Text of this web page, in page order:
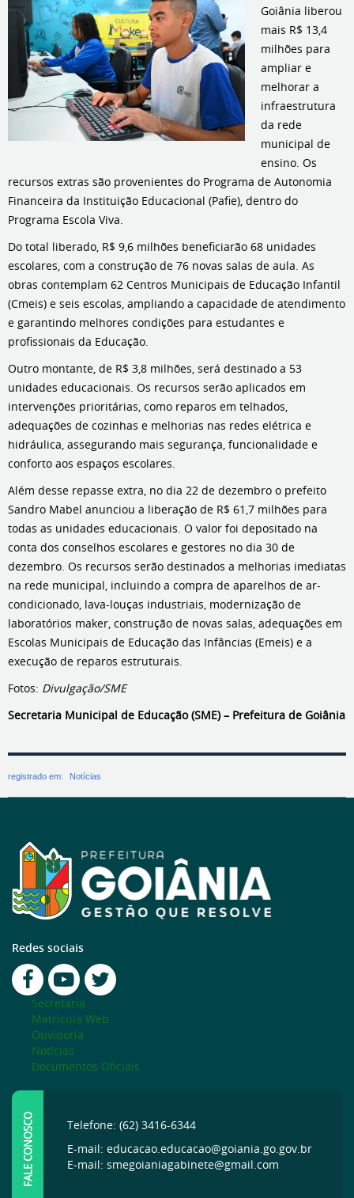
Goiânia liberou
mais R$ 13,4
milhões para
ampliar e
melhorar a
infraestrutura
da rede
municipal de
ensino. Os
recursos extras são provenientes do Programa de Autonomia
Financeira da Instituição Educacional (Pafie), dentro do
Programa Escola Viva.
Do total liberado, R$ 9,6 milhões beneficiarão 68 unidades
escolares, com a construção de 76 novas salas de aula. As
obras contemplam 62 Centros Municipais de Educação Infantil
(Cmeis) e seis escolas, ampliando a capacidade de atendimento
e garantindo melhores condições para estudantes e
profissionais da Educação.
Outro montante, de R$ 3,8 milhões, será destinado a 53
unidades educacionais. Os recursos serão aplicados em
intervenções prioritárias, como reparos em telhados,
adequações de cozinhas e melhorias nas redes elétrica e
hidráulica, assegurando mais segurança, funcionalidade e
conforto aos espaços escolares.
Além desse repasse extra, no dia 22 de dezembro o prefeito
Sandro Mabel anunciou a liberação de R$ 61,7 milhões para
todas as unidades educacionais. O valor foi depositado na
conta dos conselhos escolares e gestores no dia 30 de
dezembro. Os recursos serão destinados a melhorias imediatas
na rede municipal, incluindo a compra de aparelhos de ar-
condicionado, lava-louças industriais, modernização de
laboratórios maker, construção de novas salas, adequações em
Escolas Municipais de Educação das Infâncias (Emeis) e a
execução de reparos estruturais.
Fotos: Divulgação/SME
Secretaria Municipal de Educação (SME) – Prefeitura de Goiânia
registrado em: Notícias
Redes sociais
Secretaria
Matrícula Web
Ouvidoria
Notícias
Documentos Oficiais
FALE CONOSCO
Telefone: (62) 3416-6344
E-mail: educacao.educacao@goiania.go.gov.br
E-mail: smegoianiagabinete@gmail.com